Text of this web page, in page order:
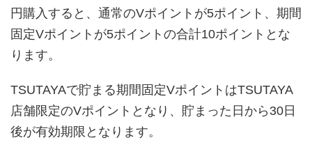
円購入すると、通常のVポイントが5ポイント、期間
固定Vポイントが5ポイントの合計10ポイントとな
ります。
TSUTAYAで貯まる期間固定VポイントはTSUTAYA
店舗限定のVポイントとなり、貯まった日から30日
後が有効期限となります。